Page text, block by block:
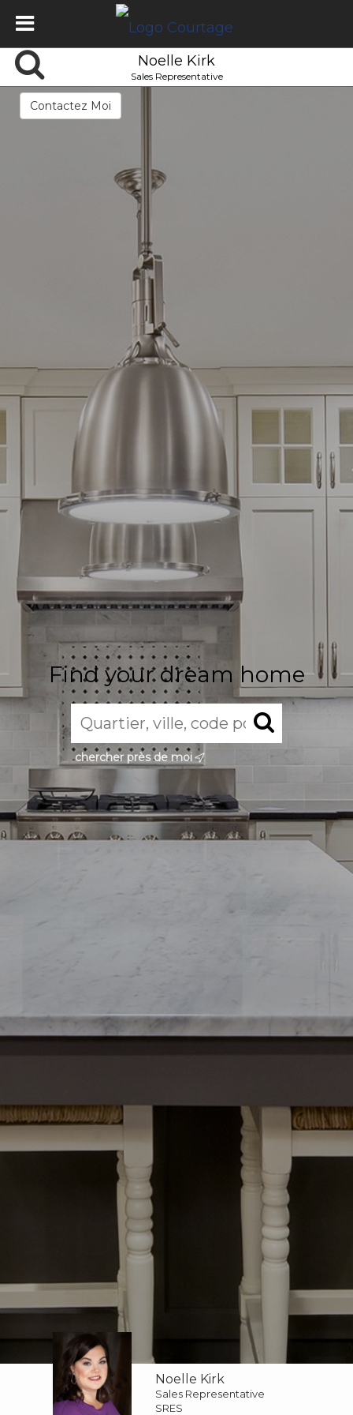
Find your dream home
chercher près de moi
Noelle Kirk
Sales Representative
Contactez Moi
Noelle Kirk
Sales Representative
SRES